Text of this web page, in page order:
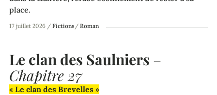
17 juillet 2026 / Fictions/ Roman
place.
Le clan des Saulniers –
Chapitre 27
« Le clan des Brevelles »